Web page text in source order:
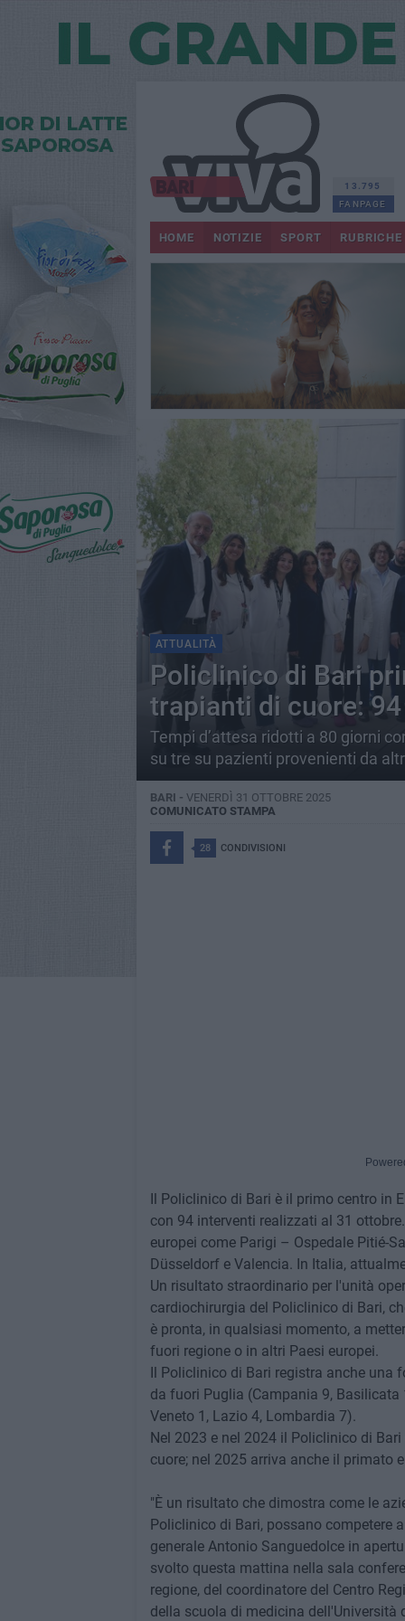
13.795
FANPAGE
HOME NOTIZIE SPORT RUBRICHE
ATTUALITÀ
Policlinico di Bari
trapianti di cuore:
Tempi d’attesa ridotti a 80 giorni
su tre su pazienti provenienti da
BARI - VENERDÌ 31 OTTOBRE 2025
COMUNICATO STAMPA
28 CONDIVISIONI
Il Policlinico di Bari è il primo centro in
con 94 interventi realizzati al 31
europei come Parigi – Ospedale Pitié-
Düsseldorf e Valencia. In Italia,
Un risultato straordinario per l'unità
cardiochirurgia del Policlinico di Bari,
è pronta, in qualsiasi momento, a
fuori regione o in altri Paesi europei.
Il Policlinico di Bari registra anche una
da fuori Puglia (Campania 9, Basilicata
Veneto 1, Lazio 4, Lombardia 7).
Nel 2023 e nel 2024 il Policlinico di
cuore; nel 2025 arriva anche il primato
"È un risultato che dimostra come le
Policlinico di Bari, possano competere
generale Antonio Sanguedolce in
svolto questa mattina nella sala
regione, del coordinatore del Centro
della scuola di medicina dell'Università